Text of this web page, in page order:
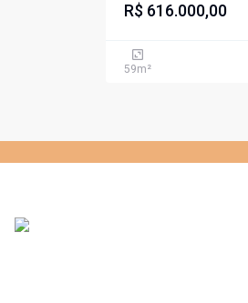
PAMPULHA
R$ 616.000,00
59m²